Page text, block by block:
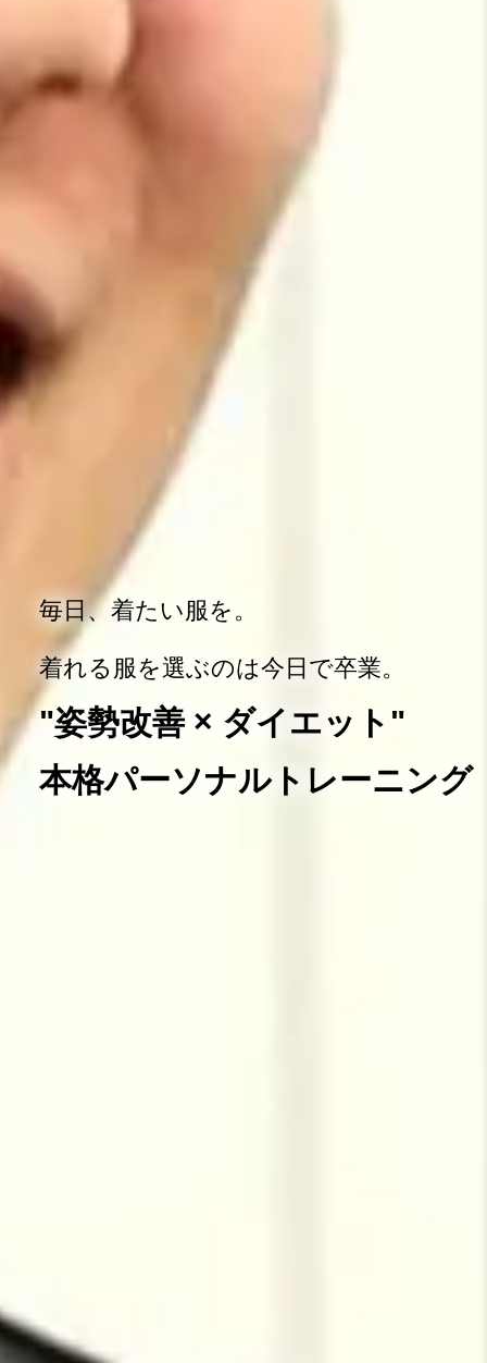
毎日、着たい服を。
着れる服を選ぶのは今日で卒業。
"姿勢改善 × ダイエット"
本格パーソナルトレーニング